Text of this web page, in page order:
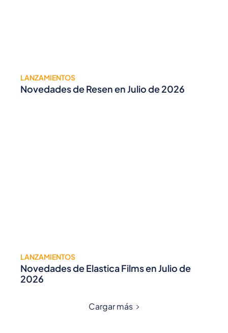
LANZAMIENTOS
Novedades de Resen en Julio de 2026
LANZAMIENTOS
Novedades de Elastica Films en Julio de
2026
Cargar más